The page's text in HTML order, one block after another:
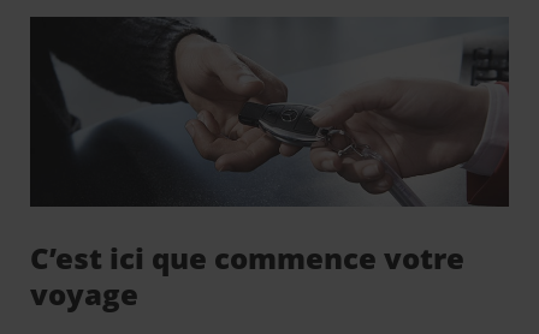
C’est ici que commence votre
voyage